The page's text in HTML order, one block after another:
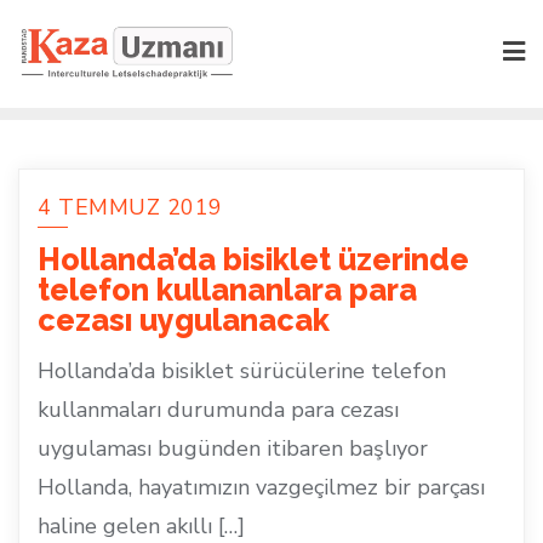
4 TEMMUZ 2019
Hollanda’da bisiklet üzerinde
telefon kullananlara para
cezası uygulanacak
Hollanda’da bisiklet sürücülerine telefon
kullanmaları durumunda para cezası
uygulaması bugünden itibaren başlıyor
Hollanda, hayatımızın vazgeçilmez bir parçası
haline gelen akıllı […]